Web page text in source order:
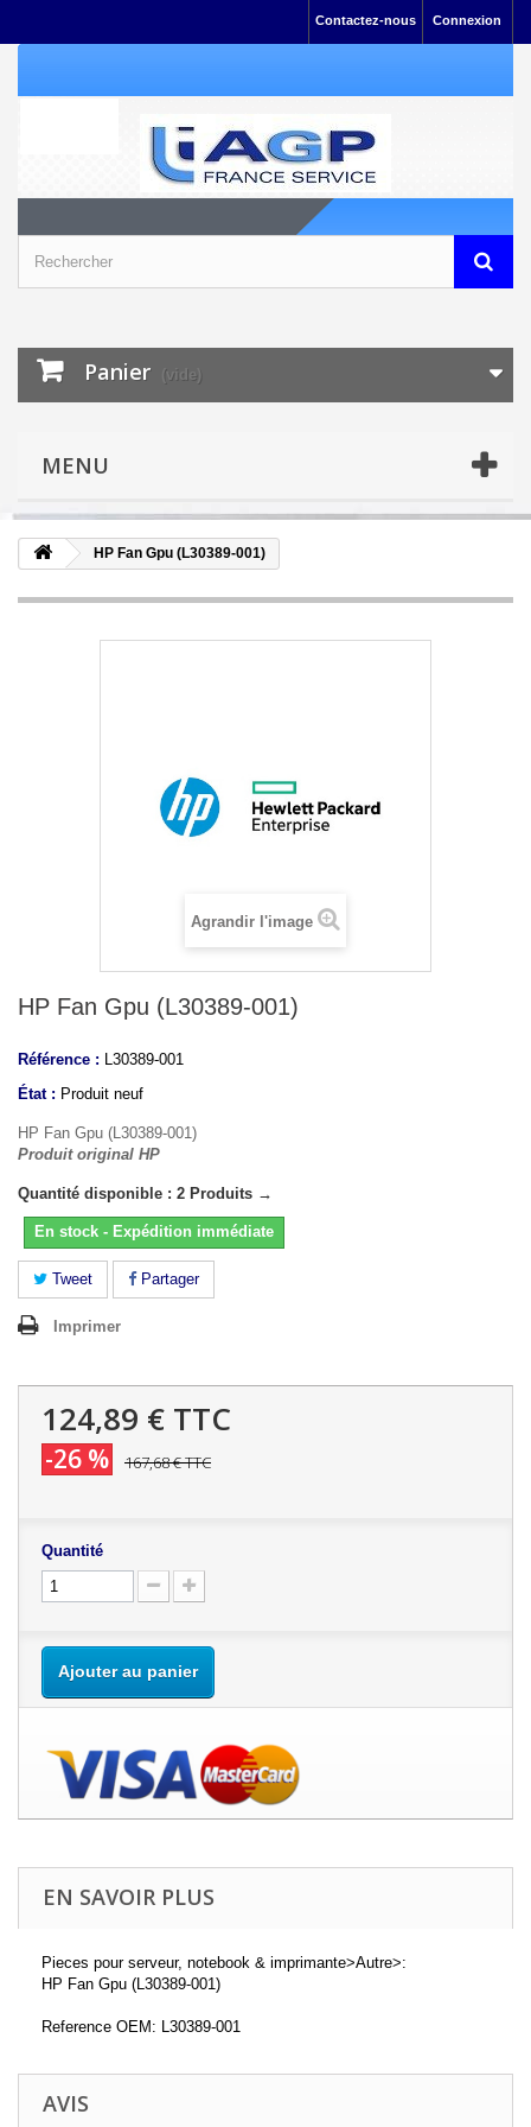
Connexion
Contactez-nous
Panier (vide)
MENU
HP Fan Gpu (L30389-001)
Agrandir l'image
HP Fan Gpu (L30389-001)
Référence : L30389-001
État : Produit neuf
HP Fan Gpu (L30389-001)
Produit original HP
Quantité disponible : 2 Produits →
En stock - Expédition immédiate
Tweet Partager
Imprimer
124,89 € TTC
-26 % 167,68 €TTC
Quantité
Ajouter au panier
EN SAVOIR PLUS
Pieces pour serveur, notebook & imprimante>Autre>:
HP Fan Gpu (L30389-001)
Reference OEM: L30389-001
AVIS